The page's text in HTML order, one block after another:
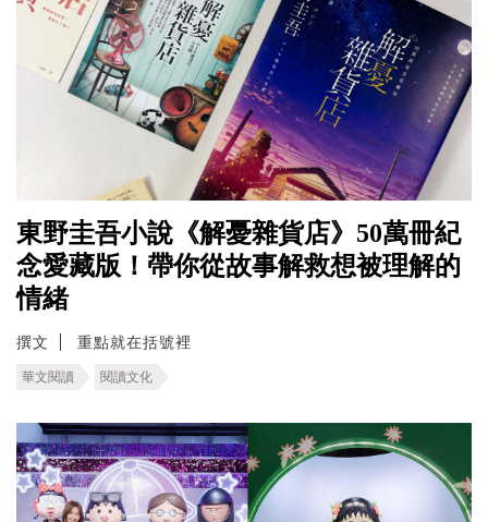
東野圭吾小說《解憂雜貨店》50萬冊紀
念愛藏版！帶你從故事解救想被理解的
情緒
撰文 重點就在括號裡
華文閱讀 閱讀文化